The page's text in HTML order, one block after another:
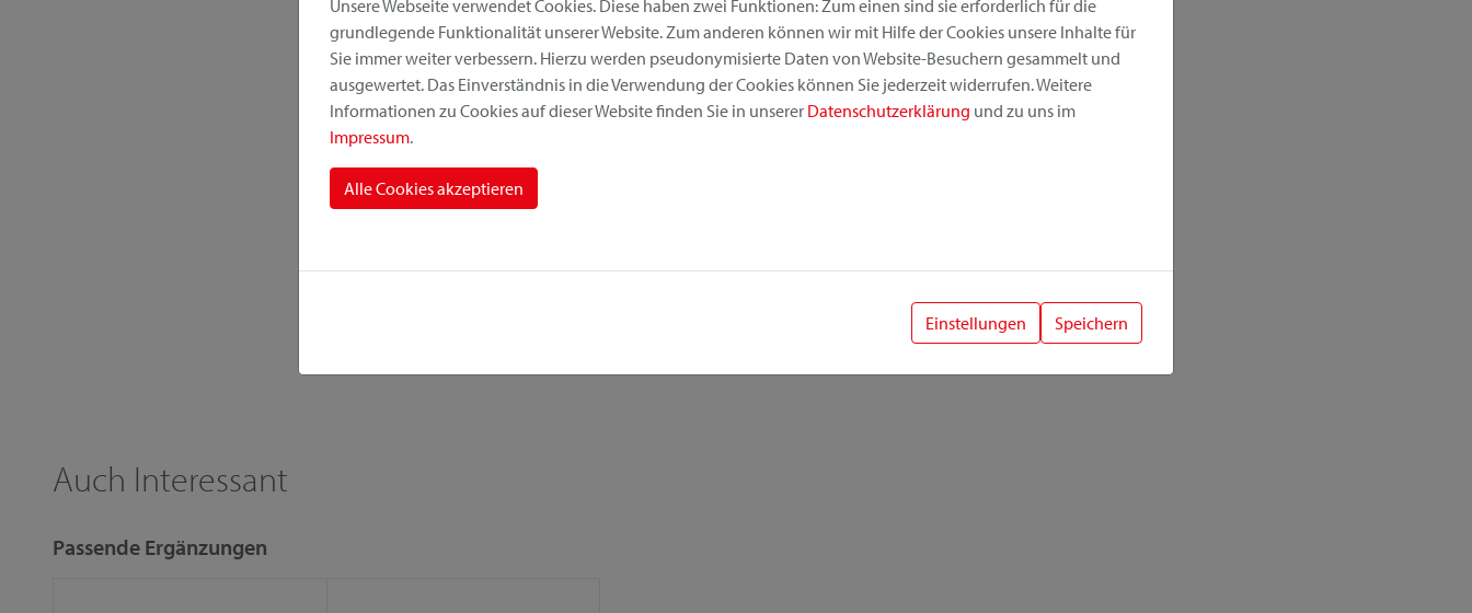
Art.-Nr.: 0269UNSW
EAN: 4030572107544
Maße (Breite x Tiefe x Höhe): 20cm x 41cm x 25cm
Gewicht: 1260 g
Volumen: 12 l
Einfaches Öffnen
Auch Interessant
Passende Ergänzungen
Unsere Webseite verwendet Cookies. Diese haben zwei Funktionen: Zum einen sind sie erforderlich für die
grundlegende Funktionalität unserer Website. Zum anderen können wir mit Hilfe der Cookies unsere Inhalte für
Sie immer weiter verbessern. Hierzu werden pseudonymisierte Daten von Website-Besuchern gesammelt und
ausgewertet. Das Einverständnis in die Verwendung der Cookies können Sie jederzeit widerrufen. Weitere
Informationen zu Cookies auf dieser Website finden Sie in unserer Datenschutzerklärung und zu uns im
Impressum.
Alle Cookies akzeptieren
Einstellungen Speichern